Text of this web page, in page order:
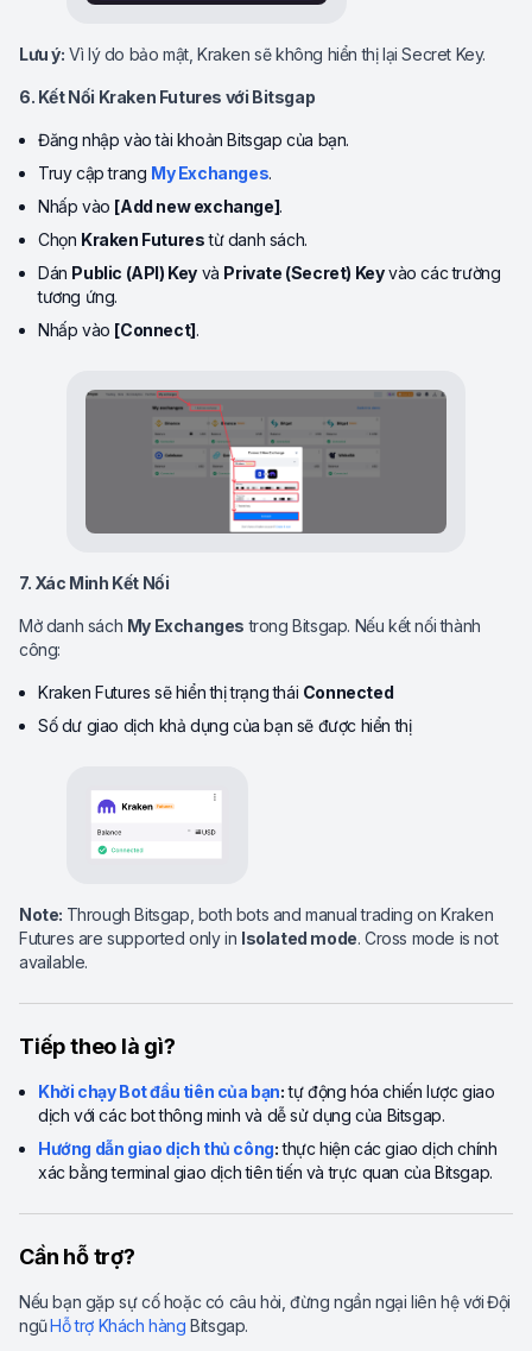
Lưu ý: Vì lý do bảo mật, Kraken sẽ không hiển thị lại Secret Key.
6. Kết Nối Kraken Futures với Bitsgap
Đăng nhập vào tài khoản Bitsgap của bạn.
Truy cập trang My Exchanges.
Nhấp vào [Add new exchange].
Chọn Kraken Futurestừ danh sách.
Dán Public (API) Key và Private (Secret) Keyvào các trường
tương ứng.
Nhấp vào [Connect].
7. Xác Minh Kết Nối
Mở danh sách My Exchanges trong Bitsgap. Nếu kết nối thành
công:
Kraken Futures sẽ hiển thị trạng thái Connected
Số dư giao dịch khả dụng của bạn sẽ được hiển thị
Note: Through Bitsgap, both bots and manual trading on Kraken
Futures are supported only in Isolated mode. Cross mode is not
available.
Tiếp theo là gì?
Khởi chạy Bot đầu tiên của bạn:tự động hóa chiến lược giao
dịch với các bot thông minh và dễ sử dụng của Bitsgap.
Hướng dẫn giao dịch thủ công:thực hiện các giao dịch chính
xác bằng terminal giao dịch tiên tiến và trực quan của Bitsgap.
Cần hỗ trợ?
Nếu bạn gặp sự cố hoặc có câu hỏi, đừng ngần ngại liên hệ vớiĐội
ngũHỗ trợ Khách hàng Bitsgap.